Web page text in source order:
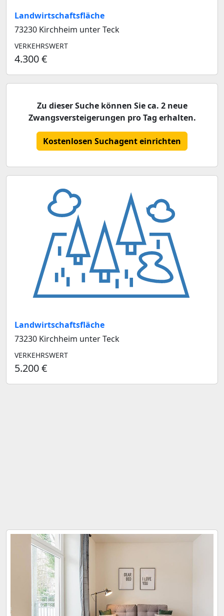
Landwirtschaftsfläche
73230 Kirchheim unter Teck
VERKEHRSWERT
4.300 €
Zu dieser Suche können Sie ca. 2 neue
Zwangsversteigerungen pro Tag erhalten.
Kostenlosen Suchagent einrichten
Landwirtschaftsfläche
73230 Kirchheim unter Teck
VERKEHRSWERT
5.200 €